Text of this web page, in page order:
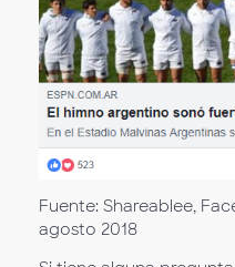
Fuente: Shareablee,
agosto 2018